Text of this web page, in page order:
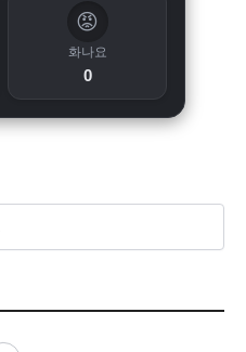
😡
화나요
0